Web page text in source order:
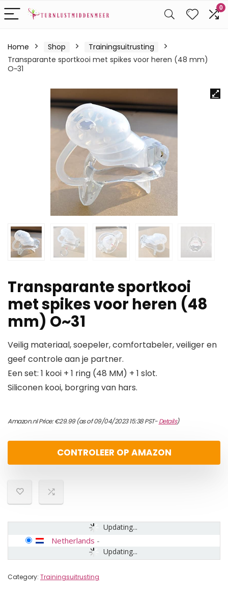
0
Home Shop
Trainingsuitrusting
Transparante sportkooi met spikes voor heren (48 mm)
O~31
Transparante sportkooi
met spikes voor heren (48
mm) O~31
Veilig materiaal, soepeler, comfortabeler, veiliger en
geef controle aan je partner.
Een set: 1 kooi + 1 ring (48 MM) + 1 slot.
Siliconen kooi, borgring van hars.
Amazon.nl Price:€29.99(as of 09/04/2023 15:38 PST-Details)
CONTROLEER OP AMAZON
Updating...
Updating...
Netherlands -
Category: Trainingsuitrusting